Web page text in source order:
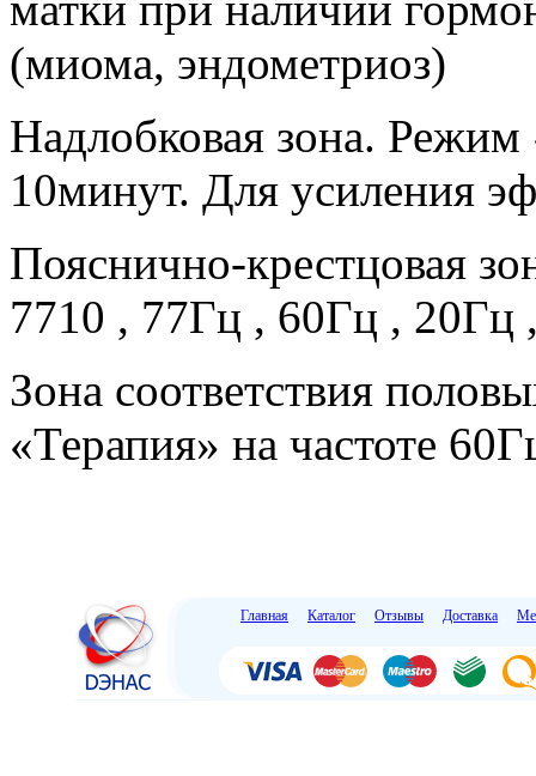
(миома, эндометриоз)
Надлобковая зона.
10минут. Для усиления
Пояснично-крестцовая
7710 , 77Гц , 60Гц , 20Гц
Зона соответствия
«Терапия» на частоте
Главная Каталог Отзывы Доставка